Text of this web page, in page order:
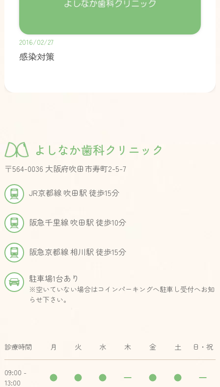
2016/02/27
感染対策
よしなか歯科クリニック
〒564-0036 大阪府吹田市寿町2-5-7
JR京都線 吹田駅 徒歩15分
阪急千里線 吹田駅 徒歩10分
阪急京都線 相川駅 徒歩15分
駐車場1台あり
※空いていない場合はコインパーキングへ駐車し受付へお知
らせ下さい。
診療時間 月 火 水 木 金 土 日・祝
09:00 -
13:00